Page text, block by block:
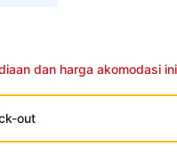
dan harga akomodasi ini
out